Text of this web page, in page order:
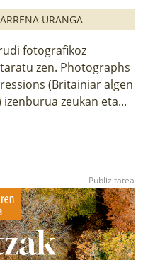
URANGA
fotografikoz
zen. Photographs
(Britainiar algen
zeukan eta...